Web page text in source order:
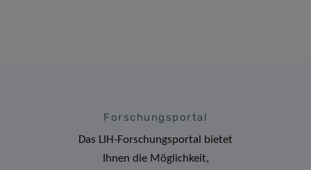
Forschungsportal
Das LIH-Forschungsportal bietet
Ihnen die Möglichkeit,